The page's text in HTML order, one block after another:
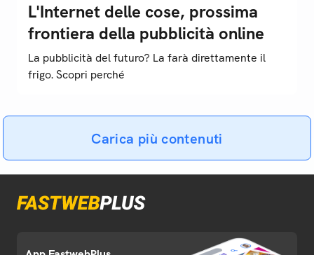
L'Internet delle cose, prossima
frontiera della pubblicità online
La pubblicità del futuro? La farà direttamente il
frigo. Scopri perché
Carica più contenuti